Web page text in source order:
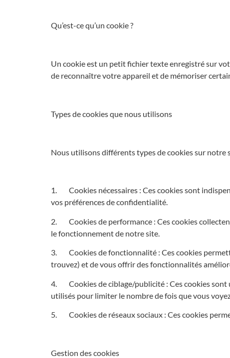
Qu’est-ce qu’un cookie ?
Un cookie est un petit fichier texte enregistré sur
de reconnaître votre appareil et de mémoriser
Types de cookies que nous utilisons
Nous utilisons différents types de cookies sur notre
1. Cookies nécessaires : Ces cookies sont
vos préférences de confidentialité.
2. Cookies de performance : Ces cookies
le fonctionnement de notre site.
3. Cookies de fonctionnalité : Ces cookies
trouvez) et de vous offrir des fonctionnalités
4. Cookies de ciblage/publicité : Ces cookies sont
utilisés pour limiter le nombre de fois que vous
5. Cookies de réseaux sociaux : Ces cookies
Gestion des cookies